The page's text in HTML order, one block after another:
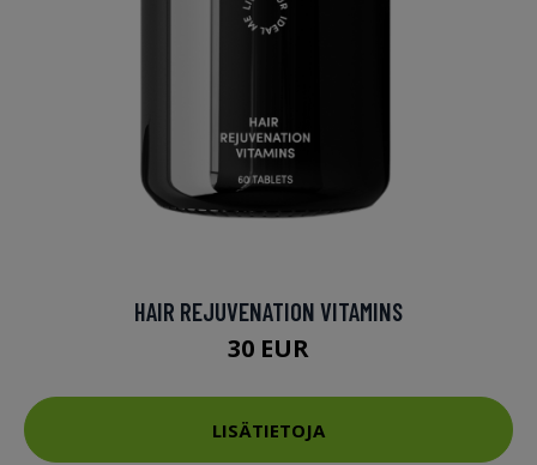
HAIR REJUVENATION VITAMINS
30 EUR
LISÄTIETOJA